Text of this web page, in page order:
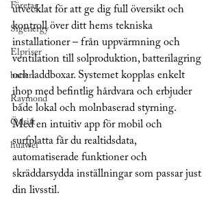
Företag
Sigenergy
Elpriser
batteri
Raymond
Ödrift
huawei
utvecklat för att ge dig full översikt och
kontroll över ditt hems tekniska
installationer – från uppvärmning och
ventilation till solproduktion, batterilagring
och laddboxar. Systemet kopplas enkelt
ihop med befintlig hårdvara och erbjuder
både lokal och molnbaserad styrning.
Med en intuitiv app för mobil och
surfplatta får du realtidsdata,
automatiserade funktioner och
skräddarsydda inställningar som passar just
din livsstil.